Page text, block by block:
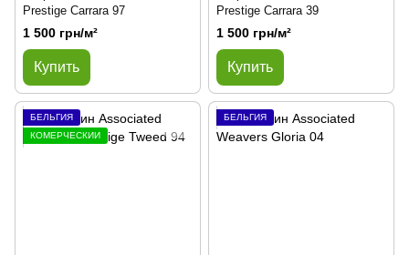
Prestige Carrara 97
1 500 грн/м²
Купить
Prestige Carrara 39
1 500 грн/м²
Купить
БЕЛЬГИЯ
КОМЕРЧЕСКИЙ
БЕЛЬГИЯ